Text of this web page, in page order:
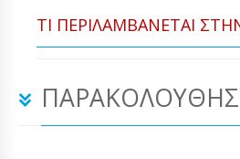
ΤΙ ΠΕΡΙΛΑΜΒΆΝΕΤΑΙ